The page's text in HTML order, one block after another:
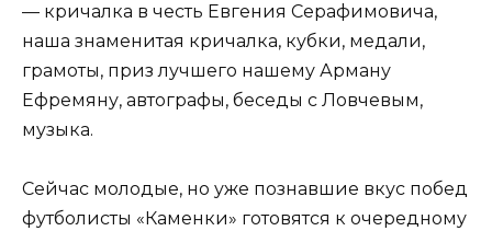
— кричалка в честь Евгения Серафимовича,
наша знаменитая кричалка, кубки, медали,
грамоты, приз лучшего нашему Арману
Ефремяну, автографы, беседы с Ловчевым,
музыка.
Сейчас молодые, но уже познавшие вкус побед
футболисты «Каменки» готовятся к очередному